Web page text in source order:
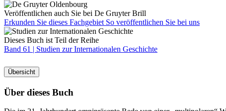
Veröffentlichen auch Sie bei De Gruyter Brill
Erkunden Sie dieses Fachgebiet So veröffentlichen Sie bei uns
Dieses Buch ist Teil der Reihe
Band 61 | Studien zur Internationalen Geschichte
Übersicht
Über dieses Buch